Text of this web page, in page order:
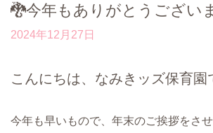
🐉今年もありがとうござい
2024年12月27日
こんにちは、なみきッズ保育園
今年も早いもので、年末のご挨拶をさ